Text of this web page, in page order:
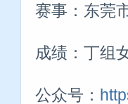
赛事：东莞
成绩：丁组
公众号：